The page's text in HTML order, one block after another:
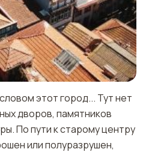
этот город... Тут нет
дворов, памятников
По пути к старому центру
или полуразрушен,